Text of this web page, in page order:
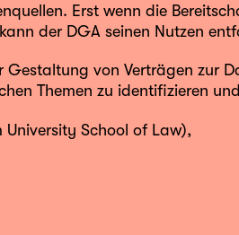
Erst wenn die
der DGA seinen Nutzen
Gestaltung von Verträgen zur
Themen zu identifizieren
University School of Law),